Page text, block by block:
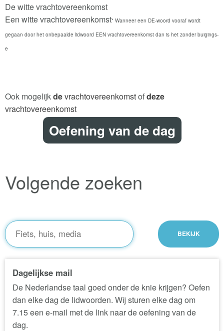
De witte vrachtovereenkomst
Een witte vrachtovereenkomst* Wanneer een DE-woord vooraf wordt
gegaan door het onbepaalde lidwoord EEN vrachtovereenkomst dan is het zonder buigings-
e
Ook mogelijkdevrachtovereenkomstofdeze
vrachtovereenkomst
Oefening van de dag
Volgende zoeken
Dagelijkse mail
De Nederlandse taal goed onder de knie krijgen? Oefen
dan elke dag de lidwoorden. Wij sturen elke dag om
7.15 een e-mail met de link naar de oefening van de
dag.